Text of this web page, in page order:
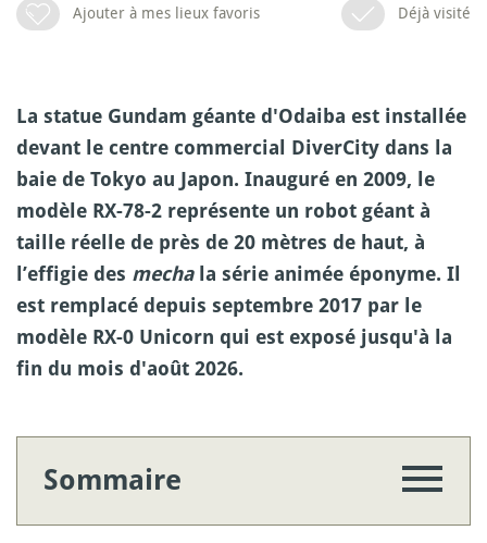
Ajouter à mes lieux favoris Déjà visité
La statue Gundam géante d'Odaiba est installée
devant le centre commercial DiverCity dans la
baie de Tokyo au Japon. Inauguré en 2009, le
modèle RX-78-2 représente un robot géant à
taille réelle de près de 20 mètres de haut, à
l’effigie des mechala série animée éponyme. Il
est remplacé depuis septembre 2017 par le
modèle RX-0 Unicorn qui est exposé jusqu'à la
fin du mois d'août 2026.
Sommaire